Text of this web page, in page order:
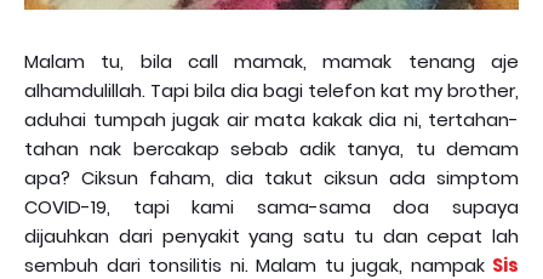
Malam tu, bila call mamak, mamak tenang aje
alhamdulillah. Tapi bila dia bagi telefon kat my brother,
aduhai tumpah jugak air mata kakak dia ni, tertahan-
tahan nak bercakap sebab adik tanya, tu demam
apa? Ciksun faham, dia takut ciksun ada simptom
COVID-19, tapi kami sama-sama doa supaya
dijauhkan dari penyakit yang satu tu dan cepat lah
sembuh dari tonsilitis ni. Malam tu jugak, nampak Sis